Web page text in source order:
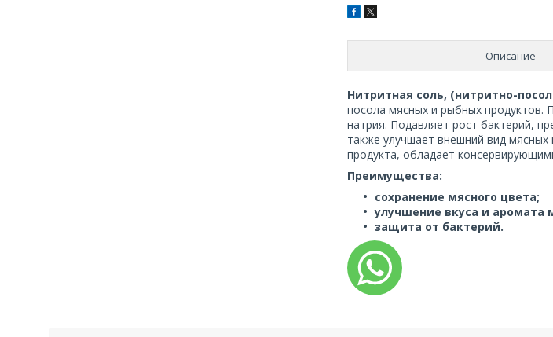
Описание
Нитритная соль, (нитритно-
посола мясных и рыбных продуктов.
натрия. Подавляет рост бактерий,
также улучшает внешний вид мясных
продукта, обладает
Преимущества:
сохранение мясного цвета;
улучшение вкуса и аромата
защита от бактерий.